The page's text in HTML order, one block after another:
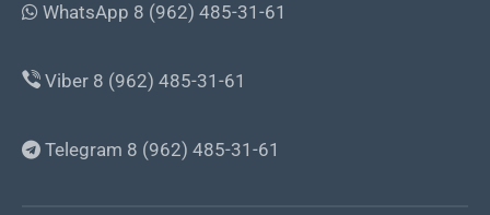
WhatsApp 8 (962) 485-31-61
Viber 8 (962) 485-31-61
Telegram 8 (962) 485-31-61